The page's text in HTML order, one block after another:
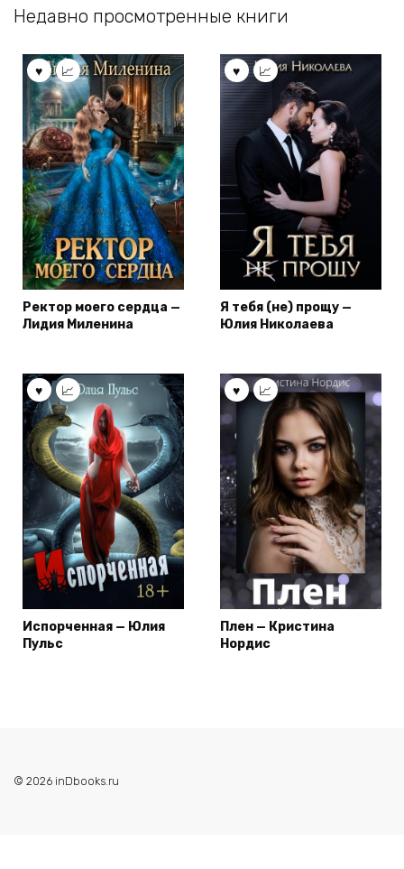
Недавно просмотренные книги
Ректор моего сердца —
Лидия Миленина
Я тебя (не) прощу —
Юлия Николаева
Испорченная — Юлия
Пульс
Плен — Кристина
Нордис
© 2026 inDbooks.ru